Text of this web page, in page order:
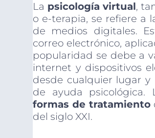
La psicología virtual,
o e-terapia, se refiere a
de medios digitales.
correo electrónico,
popularidad se debe a
internet y dispositivos
desde cualquier lugar
de ayuda psicológica.
formas de tratamiento
del siglo XXI.